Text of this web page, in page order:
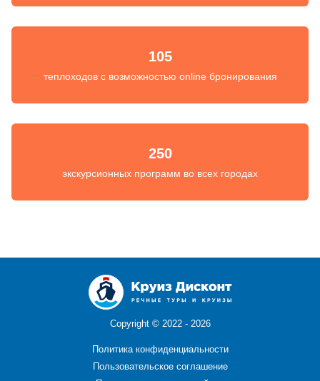
105
теплоходов с возможностью online бронирования
250
экскурсионных программ во всех городах
Copyright © 2022 - 2026
Политика конфиденциальности
Пользовательское соглашение